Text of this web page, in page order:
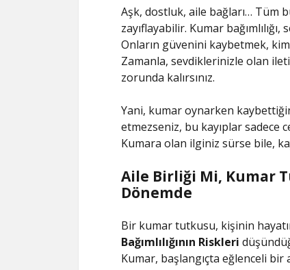
Aşk, dostluk, aile bağları… Tüm
zayıflayabilir. Kumar
Onların güvenini kaybetmek,
Zamanla, sevdiklerinizle olan
zorunda kalırsınız.
Yani, kumar oynarken
etmezseniz, bu kayıplar sadece
Kumara olan ilginiz sürse bile,
Aile Birliği Mi, Kumar
Dönemde
Bir kumar tutkusu, kişinin
Bağımlılığının Riskleri
Kumar, başlangıçta eğlenceli